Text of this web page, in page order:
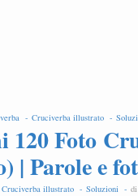
- Cruciverba illustrato -
120 Foto
| Parole e
Cruciverba illustrato - Soluzioni - di